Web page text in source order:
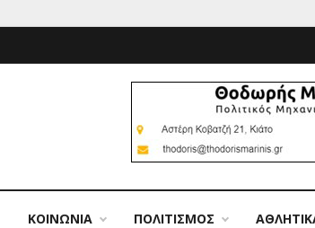
ΚΟΙΝΩΝΙΑ ΠΟΛΙΤΙΣΜΟΣ